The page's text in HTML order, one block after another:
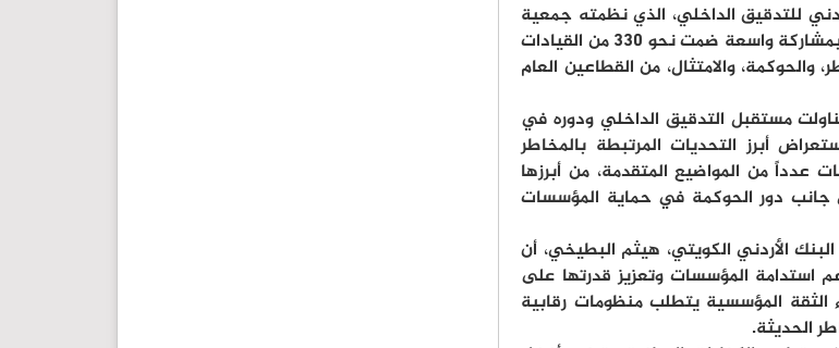
للتدقيق الداخلي، الذي نظمته جمعية
التدقيق الداخلي الأردنية تحت عنوان "أثرٌ يبقى.. وثقةٌ تُبنى"، وبمشاركة واسعة ضمت نحو 330 من القيادات
والحوكمة، والامتثال، من القطاعين العام
مستقبل التدقيق الداخلي ودوره في
أبرز التحديات المرتبطة بالمخاطر
عدداً من المواضيع المتقدمة، من أبرزها
إلى جانب دور الحوكمة في حماية المؤسسات
الأردني الكويتي، هيثم البطيخي، أن
استدامة المؤسسات وتعزيز قدرتها على
الثقة المؤسسية يتطلب منظومات رقابية
الحديثة.